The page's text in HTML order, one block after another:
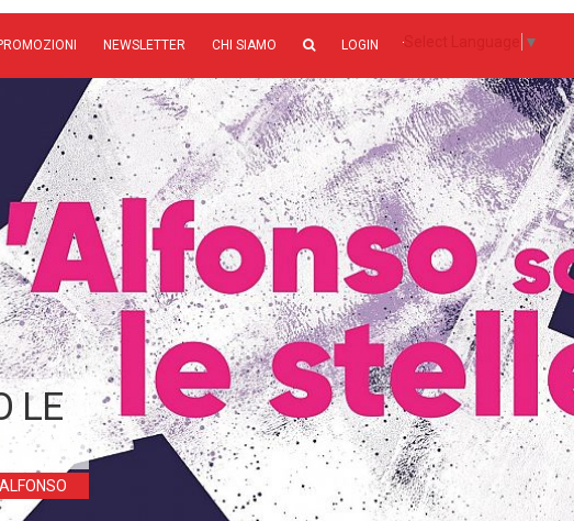
NEWSLETTER CHI SIAMO LOGIN ▼
LE